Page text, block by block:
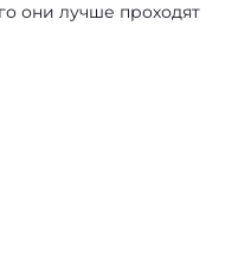
они лучше проходят